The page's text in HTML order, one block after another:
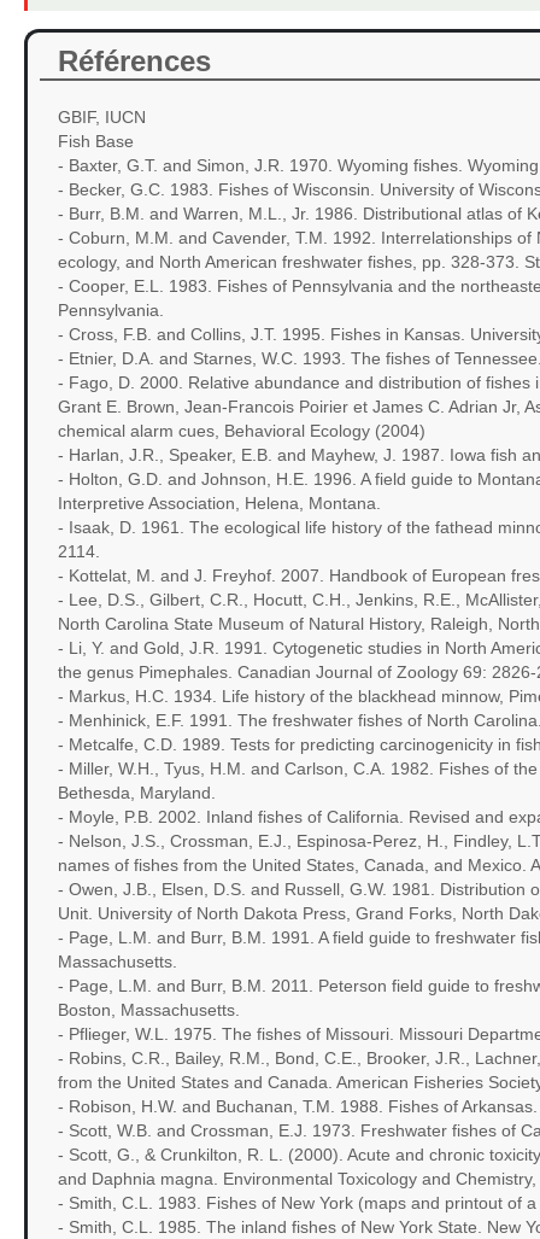
Références
GBIF, IUCN
Fish Base
- Baxter, G.T. and Simon, J.R. 1970. Wyoming fishes.
- Becker, G.C. 1983. Fishes of Wisconsin. University of
- Burr, B.M. and Warren, M.L., Jr. 1986. Distributional atlas of
- Coburn, M.M. and Cavender, T.M. 1992. Interrelationships
ecology, and North American freshwater fishes, pp. 328-373.
- Cooper, E.L. 1983. Fishes of Pennsylvania and the
Pennsylvania.
- Cross, F.B. and Collins, J.T. 1995. Fishes in Kansas.
- Etnier, D.A. and Starnes, W.C. 1993. The fishes of
- Fago, D. 2000. Relative abundance and distribution of fishes
Grant E. Brown, Jean-Francois Poirier et James C. Adrian Jr,
chemical alarm cues, Behavioral Ecology (2004)
- Harlan, J.R., Speaker, E.B. and Mayhew, J. 1987. Iowa fish
- Holton, G.D. and Johnson, H.E. 1996. A field guide to
Interpretive Association, Helena, Montana.
- Isaak, D. 1961. The ecological life history of the fathead
2114.
- Kottelat, M. and J. Freyhof. 2007. Handbook of European
- Lee, D.S., Gilbert, C.R., Hocutt, C.H., Jenkins, R.E.,
North Carolina State Museum of Natural History, Raleigh,
- Li, Y. and Gold, J.R. 1991. Cytogenetic studies in North
the genus Pimephales. Canadian Journal of Zoology 69:
- Markus, H.C. 1934. Life history of the blackhead minnow,
- Menhinick, E.F. 1991. The freshwater fishes of North
- Metcalfe, C.D. 1989. Tests for predicting carcinogenicity in
- Miller, W.H., Tyus, H.M. and Carlson, C.A. 1982. Fishes of
Bethesda, Maryland.
- Moyle, P.B. 2002. Inland fishes of California. Revised and
- Nelson, J.S., Crossman, E.J., Espinosa-Perez, H., Findley,
names of fishes from the United States, Canada, and Mexico.
- Owen, J.B., Elsen, D.S. and Russell, G.W. 1981.
Unit. University of North Dakota Press, Grand Forks, North
- Page, L.M. and Burr, B.M. 1991. A field guide to freshwater
Massachusetts.
- Page, L.M. and Burr, B.M. 2011. Peterson field guide to
Boston, Massachusetts.
- Pflieger, W.L. 1975. The fishes of Missouri. Missouri
- Robins, C.R., Bailey, R.M., Bond, C.E., Brooker, J.R.,
from the United States and Canada. American Fisheries
- Robison, H.W. and Buchanan, T.M. 1988. Fishes of
- Scott, W.B. and Crossman, E.J. 1973. Freshwater fishes of
- Scott, G., & Crunkilton, R. L. (2000). Acute and chronic
and Daphnia magna. Environmental Toxicology and
- Smith, C.L. 1983. Fishes of New York (maps and printout of
- Smith, C.L. 1985. The inland fishes of New York State. New